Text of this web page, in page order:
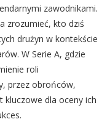
zawodnikami.
zrozumieć, kto dziś
drużyn w kontekście
W Serie A, gdzie
roli
przez obrońców,
dla oceny ich